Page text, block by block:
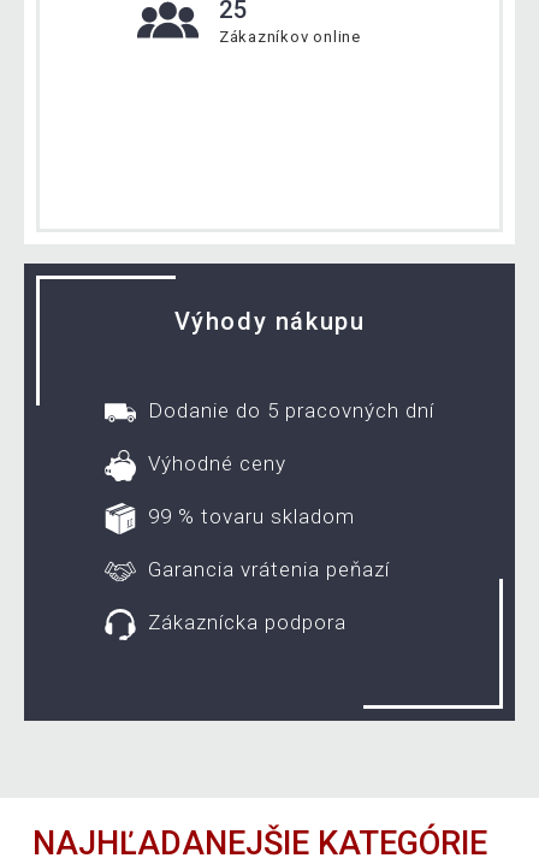
25
Zákazníkov online
Výhody nákupu
Dodanie do 5 pracovných dní
Výhodné ceny
99 % tovaru skladom
Garancia vrátenia peňazí
Zákaznícka podpora
NAJHĽADANEJŠIE KATEGÓRIE